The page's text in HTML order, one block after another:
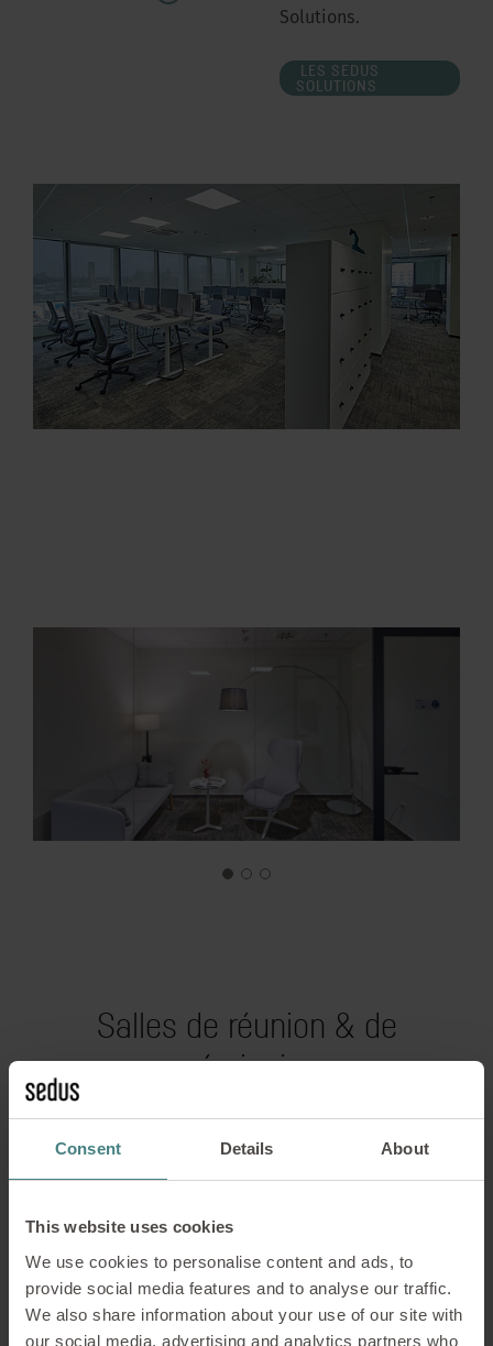
Consent Details About
This website uses cookies
We use cookies to personalise content and ads, to
provide social media features and to analyse our traffic.
We also share information about your use of our site with
our social media, advertising and analytics partners who
Solutions.
LES SEDUS
SOLUTIONS
Salles de réunion & de
séminaire
permettent de travailler à plusieurs sans être
dérangés et d'organiser des présentations. Elles
d'outils intelligents permettant d'aborder les
projets en cours ou à venir, d'en discuter dans un
environnement préservé, et d'élaborer des
solutions.